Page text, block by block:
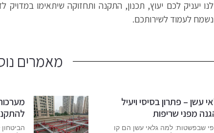
יעניק לכם יעוץ, תכנון, התקנה ותחזוקה שיתאימו
לעמוד לשירותכם.
מאמרים
עשן – פתרון בסיסי ויעיל
מפני שריפות
שבפשטות: למה גלאי עשן הם קו